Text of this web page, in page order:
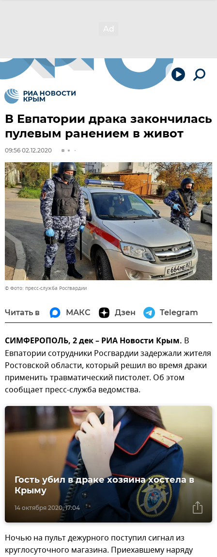
В Евпатории драка закончилась
пулевым ранением в живот
09:56 02.12.2020
© Фото: пресс-служба Росгвардии
Читать в МАКС Дзен Telegram
СИМФЕРОПОЛЬ, 2 дек – РИА Новости Крым. В
Евпатории сотрудники Росгвардии задержали жителя
Ростовской области, который решил во время драки
применить травматический пистолет. Об этом
сообщает пресс-служба ведомства.
14 октября 2020, 17:04
Гость убил в драке хозяина хостела в
Крыму
Ночью на пульт дежурного поступил сигнал из
круглосуточного магазина. Приехавшему наряду